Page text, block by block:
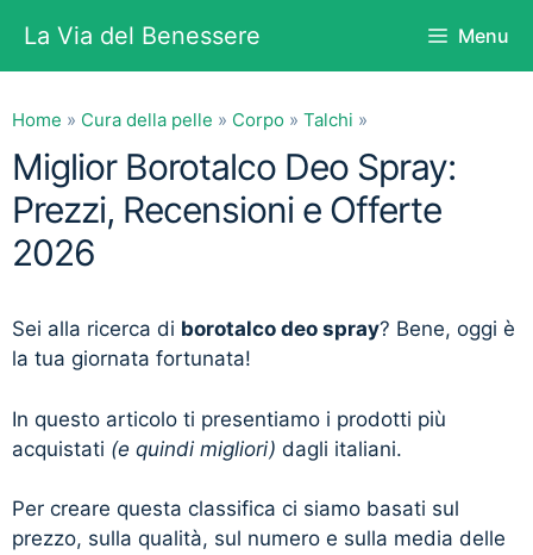
contenuto
La Via del Benessere Menu
Home » Cura della pelle » Corpo » Talchi »
Miglior Borotalco Deo Spray:
Prezzi, Recensioni e Offerte
2026
Sei alla ricerca di borotalco deo spray? Bene, oggi è
la tua giornata fortunata!
In questo articolo ti presentiamo i prodotti più
acquistati (e quindi migliori) dagli italiani.
Per creare questa classifica ci siamo basati sul
prezzo, sulla qualità, sul numero e sulla media delle